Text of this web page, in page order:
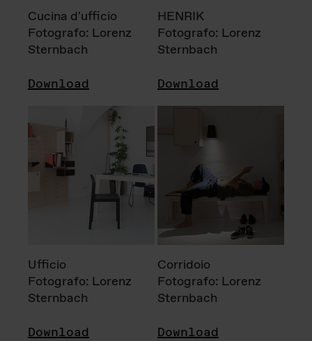
Cucina d'ufficio
Fotografo: Lorenz
Sternbach
Download
HENRIK
Fotografo: Lorenz
Sternbach
Download
Ufficio
Fotografo: Lorenz
Sternbach
Download
Corridoio
Fotografo: Lorenz
Sternbach
Download